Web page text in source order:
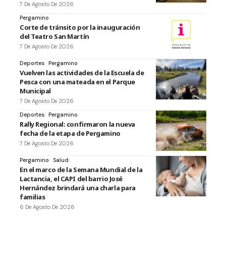
7 De Agosto De 2026
Pergamino
Corte de tránsito por la inauguración
del Teatro San Martín
7 De Agosto De 2026
Deportes Pergamino
Vuelven las actividades de la Escuela de
Pesca con una mateada en el Parque
Municipal
7 De Agosto De 2026
Deportes Pergamino
Rally Regional: confirmaron la nueva
fecha de la etapa de Pergamino
7 De Agosto De 2026
Pergamino Salud
En el marco de la Semana Mundial de la
Lactancia, el CAPI del barrio José
Hernández brindará una charla para
familias
6 De Agosto De 2026